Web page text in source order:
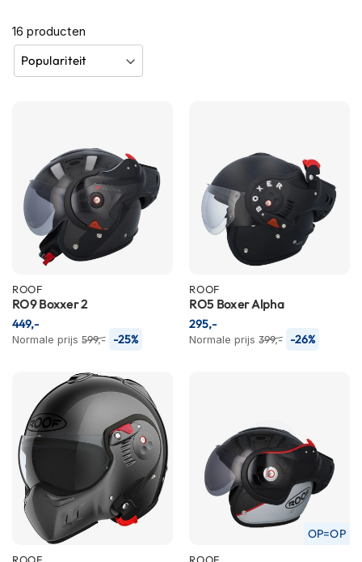
h
e
b
o
n
m
e
n
E
o
h
e
l
m
e
n
16 producten
ROOF
RO9 Boxxer 2
Normale prijs 599,- -25%
449,-
ROOF
RO5 Boxer Alpha
Normale prijs 399,- -26%
295,-
OP=OP